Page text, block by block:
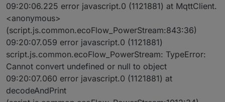
09:20:06.225 error javascript.0 (1121881) at MqttClient.
<anonymous>
(script.js.common.ecoFlow_PowerStream:843:36)
09:20:07.059 error javascript.0 (1121881)
script.js.common.ecoFlow_PowerStream: TypeError:
Cannot convert undefined or null to object
09:20:07.060 error javascript.0 (1121881) at
decodeAndPrint